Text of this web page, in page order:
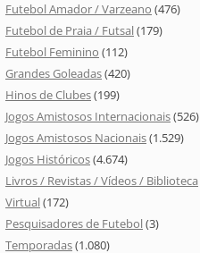
Futebol Amador / Varzeano (476)
Futebol de Praia / Futsal(179)
Futebol Feminino (112)
Grandes Goleadas(420)
Hinos de Clubes(199)
Jogos Amistosos Internacionais(526)
Jogos Amistosos Nacionais(1.529)
Jogos Históricos(4.674)
Livros / Revistas / Vídeos / Biblioteca
Virtual(172)
Pesquisadores de Futebol(3)
Temporadas(1.080)